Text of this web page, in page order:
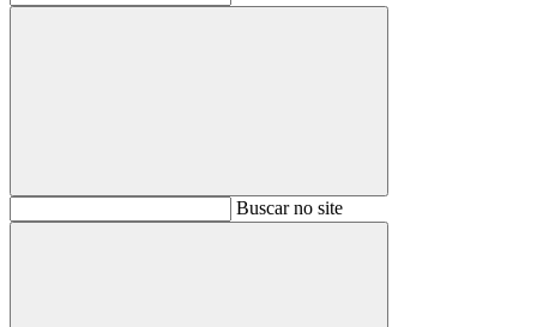
BuscarBuscar no site